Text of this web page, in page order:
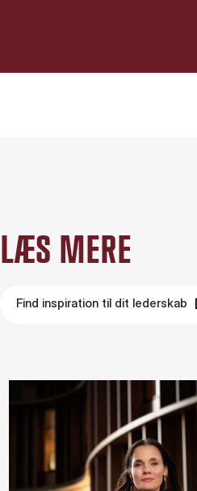
LÆS MERE
Find inspiration til dit lederskab